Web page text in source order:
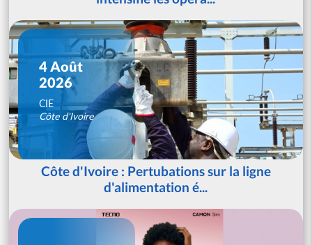
4 Août
2026
CIE
Côte d'Ivoire
Côte d'Ivoire : Pertubations sur la ligne
d'alimentation é...